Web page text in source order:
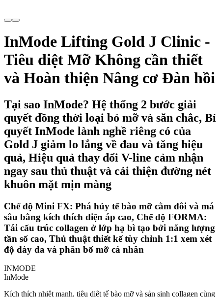
InMode Lifting Gold J Clinic -
Tiêu diệt Mỡ Không cần thiết
và Hoàn thiện Nâng cơ Đàn hồi
Tại sao InMode? Hệ thống 2 bước giải
quyết đồng thời loại bỏ mỡ và săn chắc, Bí
quyết InMode lành nghề riêng có của
Gold J giảm lo lắng về đau và tăng hiệu
quả, Hiệu quả thay đổi V-line cảm nhận
ngay sau thủ thuật và cải thiện đường nét
khuôn mặt mịn màng
Chế độ Mini FX: Phá hủy tế bào mỡ cằm đôi và má
sâu bằng kích thích điện áp cao, Chế độ FORMA:
Tái cấu trúc collagen ở lớp hạ bì tạo bởi năng lượng
tần số cao, Thủ thuật thiết kế tùy chỉnh 1:1 xem xét
độ dày da và phân bố mỡ cá nhân
INMODE
InMode
Kích thích nhiệt mạnh, tiêu diệt tế bào mỡ và sản sinh collagen cùng